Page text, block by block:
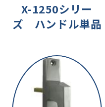
X-1250シリー
ズ ハンドル単品